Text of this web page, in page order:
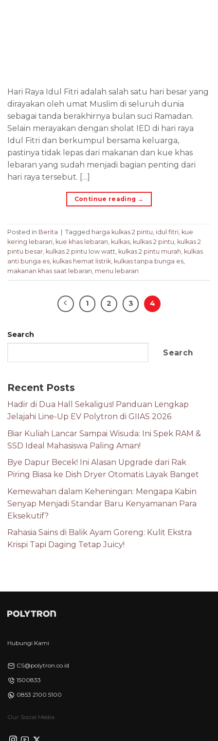
Hari Raya Idul Fitri adalah salah satu hari besar yang
dirayakan oleh umat Muslim di seluruh dunia
sebagai tanda berakhirnya bulan suci Ramadan.
Selain merayakan dengan sholat IED di hari raya
Idul Fitri dan berkumpul bersama keluarga,
pastinya tidak lepas dari makanan dan kue khas
lebaran yang sudah menjadi bagian penting dari
hari raya tersebut. […]
Continue reading →
Posted in Berita Tagged harga kulkas 2 pintu, idul fitri, kue
kering lebaran, kue khas lebaran, kulkas, kulkas 2 pintu, kulkas 2
pintu besar, kulkas 2 pintu low watt, kulkas 2 pintu murah, kulkas
anti bunga es, kulkas hemat listrik, kulkas tanpa bunga es,
makanan khas saat lebaran, menu lebaran
1 2 3 4
Search
Search
Recent Posts
Hadir di Dua Hall Sekaligus! Panduan Lengkap
Jelajahi Line-Up EV Polytron di GIIAS 2026
Biar Kuliah Lancar Sampai Wisuda: Ini Spek RAM &
SSD Ideal Mahasiswa Paling Aman!
Bye Dapur Becek! Ini Alasan Upgrade dari Rak
Piring Biasa ke Dish Dryer Otomatis Layak Banget
Kemewahan dalam Keheningan: Mengapa Kabin
Senyap Menjadi Standar Baru Kenyamanan Para
Eksekutif?
Rahasia Sains di Balik Ayam Goreng: Kulit Ekstra
Krispi Tapi Daging Tetap Juicy!
Hubungi Kami
CS@polytron.co.id
1500833
0853 2100 5100
Our Social Media